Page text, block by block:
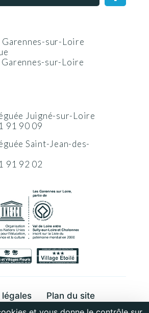
Garennes-sur-Loire
sur-Loire
Juigné-sur-Loire
91 90 09
Saint-Jean-des-
91 92 02
légales
Plan du site